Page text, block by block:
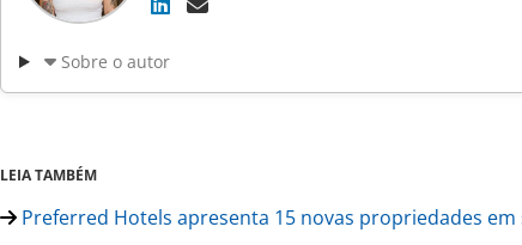
Sobre o autor
LEIA TAMBÉM
Preferred Hotels apresenta 15 novas propriedades em